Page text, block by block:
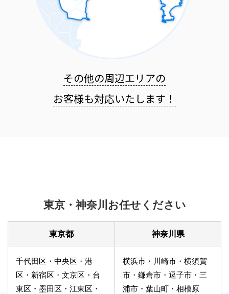
その他の周辺エリアの
お客様も対応いたします！
東京・神奈川お任せください
東京都
千代田区・中央区・港
区・新宿区・文京区・台
東区・墨田区・江東区・
神奈川県
横浜市・川崎市・横須賀
市・鎌倉市・逗子市・三
浦市・葉山町・相模原